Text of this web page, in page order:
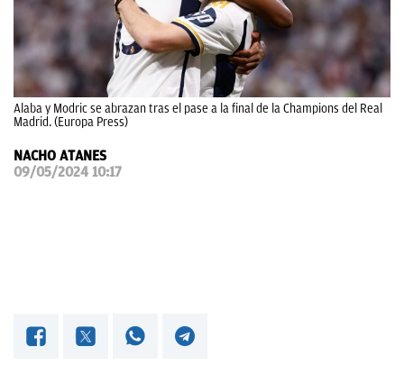
Alaba y Modric se abrazan tras el pase a la final de la Champions del Real
Madrid. (Europa Press)
NACHO ATANES
09/05/2024 10:17